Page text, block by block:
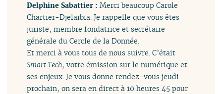
Delphine Sabattier :Merci beaucoup Carole
Chartier-Djelaïbia. Je rappelle que vous êtes
juriste, membre fondatrice et secrétaire
générale du Cercle de la Donnée.
Et merci à vous tous de nous suivre. C’était
Smart Tech, votre émission sur le numérique et
ses enjeux. Je vous donne rendez-vous jeudi
prochain, on sera en direct à 10 heures 45 pour